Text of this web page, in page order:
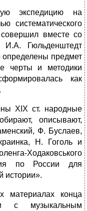
экспедицию на
систематического
вместе со
И.А. Гюльденштедт
определены предмет
черты и методики
как
XIX ст. народные
описывают,
Ф. Буслаев,
Н. Гоголь и
Ходаковського
по России для
истории».
материалах конца
с музыкальным